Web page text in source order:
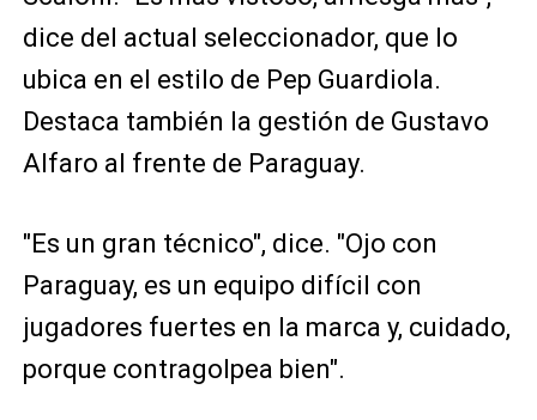
dice del actual seleccionador, que lo
ubica en el estilo de Pep Guardiola.
Destaca también la gestión de Gustavo
Alfaro al frente de Paraguay.
"Es un gran técnico", dice. "Ojo con
Paraguay, es un equipo difícil con
jugadores fuertes en la marca y, cuidado,
porque contragolpea bien".